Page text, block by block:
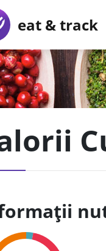
eat & track